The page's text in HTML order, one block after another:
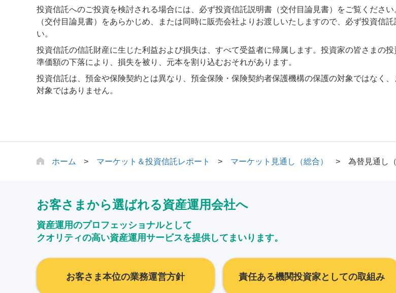
投資信託へのご投資を検討される場合には、必ず投資信託説明書（交付目論見書）をご覧くださ
（交付目論見書）をあらかじめ、または同時に販売会社よりお渡しいたしますので、必ず投資信
い。
投資信託の信託財産に生じた利益および損失は、すべて受益者に帰属します。投資家の皆さまの
準価額の下落により、損失を被り、元本を割り込むおそれがあります。
投資信託は、預金や保険契約とは異なり、預金保険・保険契約者保護機構の保護の対象ではなく
対象ではありません。
ホーム マーケット＆投資信託レポート マーケット見通し（総合） 為替見通し
お客さまから選ばれる資産運用会社へ
資産運用のプロフェッショナルとして
クオリティの高い資産運用サービスを提供してまいります。
お客さま本位の業務運営方針 責任ある機関投資家としての取組み